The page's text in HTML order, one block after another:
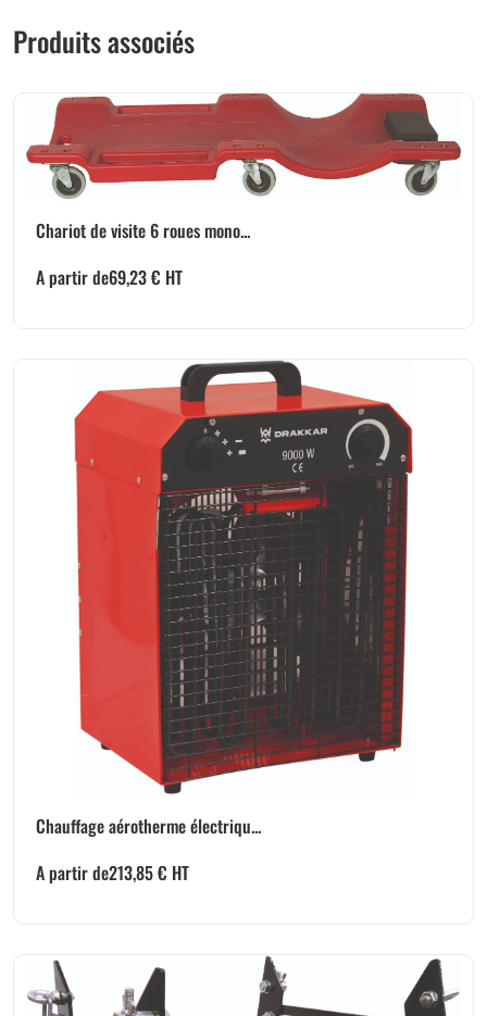
Produits associés
Chariot de visite 6 roues mono...
A partir de69,23€ HT
Chauffage aérotherme électriqu...
A partir de213,85€ HT